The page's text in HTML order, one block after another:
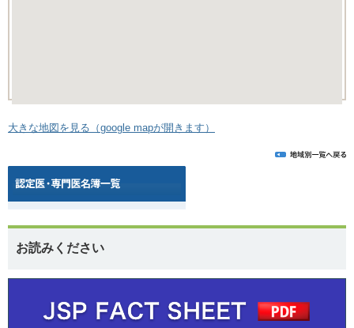
大きな地図を見る（google mapが開きます）
お読みください